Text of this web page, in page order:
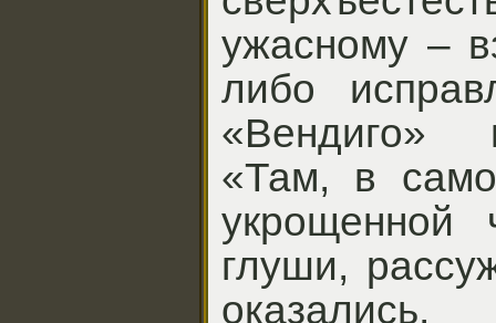
ужасному –
либо
«Вендиго»
«Там, в
укрощенной
глуши,